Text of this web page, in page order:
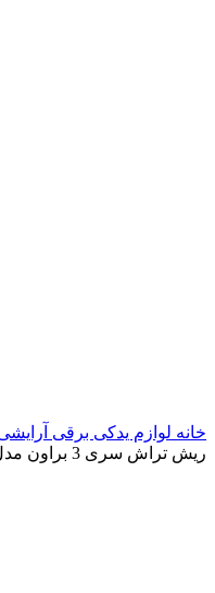
خانه لوازم یدکی برقی
ریش تراش سری 3 براون مدل 32S